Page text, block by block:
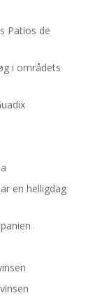
Patios de
i områdets
en helligdag